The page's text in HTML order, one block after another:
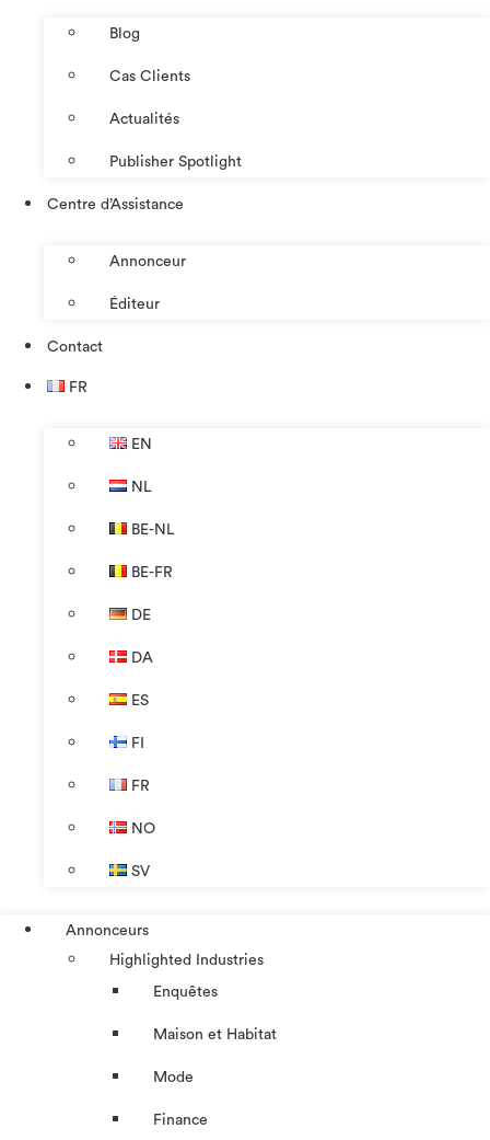
Blog
Cas Clients
Actualités
Publisher Spotlight
Centre d’Assistance
Annonceur
Éditeur
Contact
FR
EN
NL
BE-NL
BE-FR
DE
DA
ES
FI
FR
NO
SV
Annonceurs
Highlighted Industries
Enquêtes
Maison et Habitat
Mode
Finance